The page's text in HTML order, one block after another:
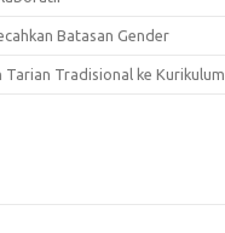
Batasan Gender
Tradisional ke Kurikulum